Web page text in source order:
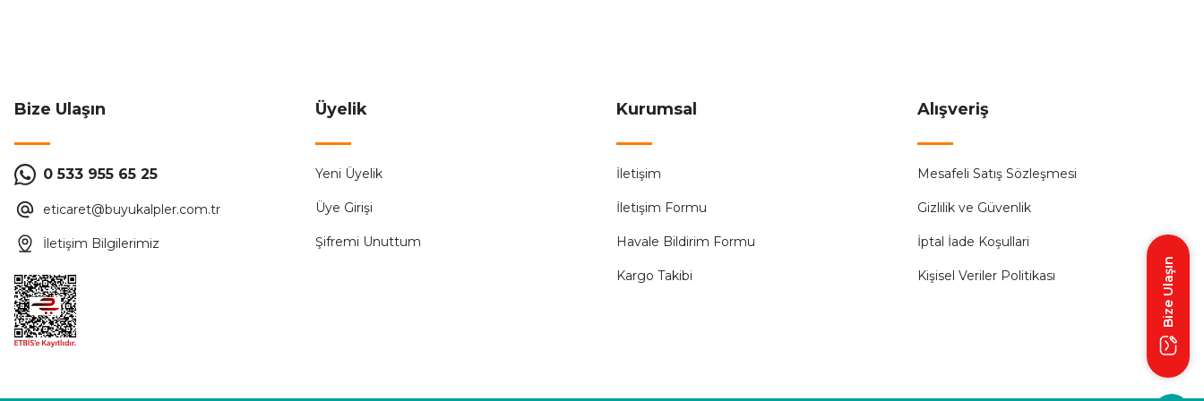
Forlife FL-3122 Cobra Solar Sistem Kazıklı Bahçe Armatürü 5w 400LM Cata CT-7300 Led Kazıklı Bahçe Armatürü Kırmızı Işık PLASTİK
288,00 ₺ 125,57 ₺
Bize Ulaşın
0 533 955 65 25
eticaret@buyukalpler.com.tr
İletişim Bilgilerimiz
Üyelik
Yeni Üyelik
Üye Girişi
Şifremi Unuttum
Kurumsal
İletişim
İletişim Formu
Havale Bildirim Formu
Kargo Takibi
Alışveriş
Mesafeli Satış Sözleşmesi
Gizlilik ve Güvenlik
İptal İade Koşullari
Kişisel Veriler Politikası Bize Ulaşın